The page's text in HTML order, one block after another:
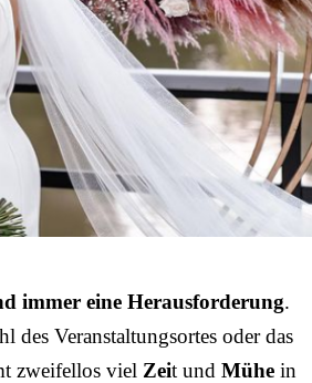
immer eine Herausforderung.
des Veranstaltungsortes oder das
zweifellos viel Zeit und Mühe in